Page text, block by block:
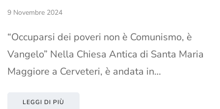
9 Novembre 2024
“Occuparsi dei poveri non è Comunismo, è
Vangelo” Nella Chiesa Antica di Santa Maria
Maggiore a Cerveteri, è andata in…
LEGGI DI PIÙ